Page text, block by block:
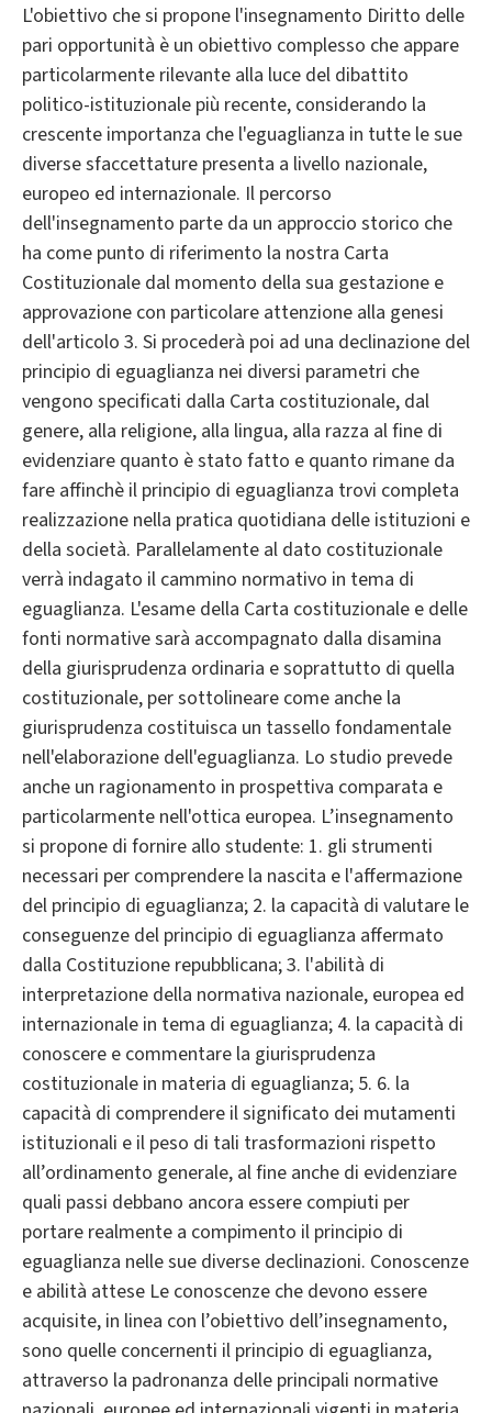
L'obiettivo che si propone l'insegnamento Diritto delle
pari opportunità è un obiettivo complesso che appare
particolarmente rilevante alla luce del dibattito
politico-istituzionale più recente, considerando la
crescente importanza che l'eguaglianza in tutte le sue
diverse sfaccettature presenta a livello nazionale,
europeo ed internazionale. Il percorso
dell'insegnamento parte da un approccio storico che
ha come punto di riferimento la nostra Carta
Costituzionale dal momento della sua gestazione e
approvazione con particolare attenzione alla genesi
dell'articolo 3. Si procederà poi ad una declinazione del
principio di eguaglianza nei diversi parametri che
vengono specificati dalla Carta costituzionale, dal
genere, alla religione, alla lingua, alla razza al fine di
evidenziare quanto è stato fatto e quanto rimane da
fare affinchè il principio di eguaglianza trovi completa
realizzazione nella pratica quotidiana delle istituzioni e
della società. Parallelamente al dato costituzionale
verrà indagato il cammino normativo in tema di
eguaglianza. L'esame della Carta costituzionale e delle
fonti normative sarà accompagnato dalla disamina
della giurisprudenza ordinaria e soprattutto di quella
costituzionale, per sottolineare come anche la
giurisprudenza costituisca un tassello fondamentale
nell'elaborazione dell'eguaglianza. Lo studio prevede
anche un ragionamento in prospettiva comparata e
particolarmente nell'ottica europea. L’insegnamento
si propone di fornire allo studente: 1. gli strumenti
necessari per comprendere la nascita e l'affermazione
del principio di eguaglianza; 2. la capacità di valutare le
conseguenze del principio di eguaglianza affermato
dalla Costituzione repubblicana; 3. l'abilità di
interpretazione della normativa nazionale, europea ed
internazionale in tema di eguaglianza; 4. la capacità di
conoscere e commentare la giurisprudenza
costituzionale in materia di eguaglianza; 5. 6. la
capacità di comprendere il significato dei mutamenti
istituzionali e il peso di tali trasformazioni rispetto
all’ordinamento generale, al fine anche di evidenziare
quali passi debbano ancora essere compiuti per
portare realmente a compimento il principio di
eguaglianza nelle sue diverse declinazioni. Conoscenze
e abilità attese Le conoscenze che devono essere
acquisite, in linea con l’obiettivo dell’insegnamento,
sono quelle concernenti il principio di eguaglianza,
attraverso la padronanza delle principali normative